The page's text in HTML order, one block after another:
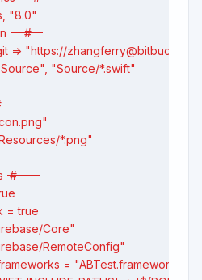
"8.0"
#
=> "https://
"Source/*.swift"
*.png"
#
= true
Core"
RemoteConfig"
= "ABTest.framework"